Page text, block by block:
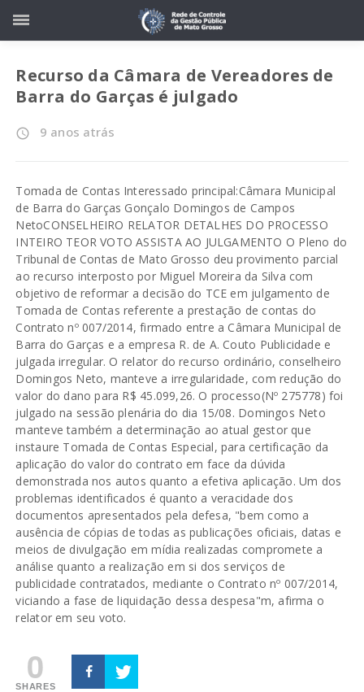
Recurso da Câmara de Vereadores de
Barra do Garças é julgado
access_time 9 anos atrás
Tomada de Contas Interessado principal:Câmara Municipal
de Barra do Garças Gonçalo Domingos de Campos
NetoCONSELHEIRO RELATOR DETALHES DO PROCESSO
INTEIRO TEOR VOTO ASSISTA AO JULGAMENTO O Pleno do
Tribunal de Contas de Mato Grosso deu provimento parcial
ao recurso interposto por Miguel Moreira da Silva com
objetivo de reformar a decisão do TCE em julgamento de
Tomada de Contas referente a prestação de contas do
Contrato nº 007/2014, firmado entre a Câmara Municipal de
Barra do Garças e a empresa R. de A. Couto Publicidade e
julgada irregular. O relator do recurso ordinário, conselheiro
Domingos Neto, manteve a irregularidade, com redução do
valor do dano para R$ 45.099,26. O processo(Nº 275778) foi
julgado na sessão plenária do dia 15/08. Domingos Neto
manteve também a determinação ao atual gestor que
instaure Tomada de Contas Especial, para certificação da
aplicação do valor do contrato em face da dúvida
demonstrada nos autos quanto a efetiva aplicação. Um dos
problemas identificados é quanto a veracidade dos
documentos apresentados pela defesa, "bem como a
ausência de cópias de todas as publicações oficiais, datas e
meios de divulgação em mídia realizadas compromete a
análise quanto a realização em si dos serviços de
publicidade contratados, mediante o Contrato nº 007/2014,
viciando a fase de liquidação dessa despesa"m, afirma o
relator em seu voto.
0
SHARES